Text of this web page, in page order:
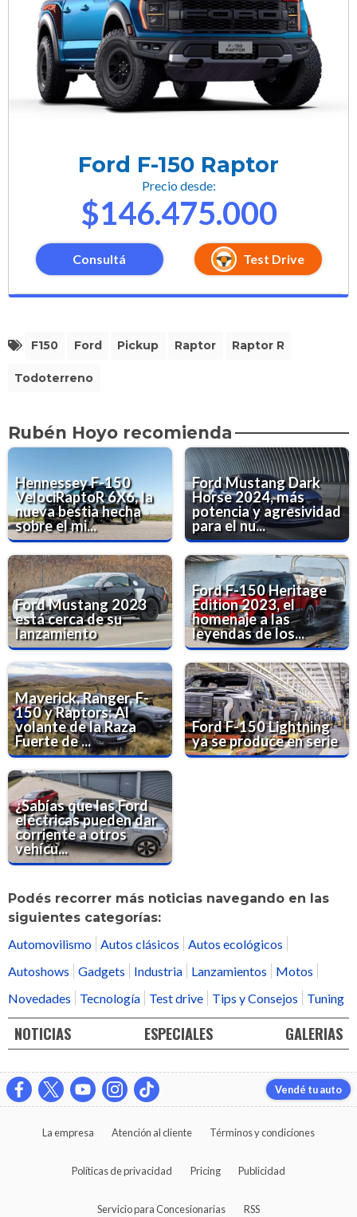
Ford F-150 Raptor
Precio desde:
$146.475.000
Consultá Test Drive
F150 Ford Pickup Raptor Raptor R
Todoterreno
Rubén Hoyo recomienda
Hennessey F-150
VelociRaptoR 6X6, la
nueva bestia hecha
sobre el mi...
Ford Mustang Dark
Horse 2024, más
potencia y agresividad
para el nu...
Ford Mustang 2023
está cerca de su
lanzamiento
Ford F-150 Heritage
Edition 2023, el
homenaje a las
leyendas de los...
Maverick, Ranger, F-
150 y Raptors: Al
volante de la Raza
Fuerte de ...
Ford F-150 Lightning
ya se produce en serie
¿Sabías que las Ford
eléctricas pueden dar
corriente a otros
vehícu...
Podés recorrer más noticias navegando en las
siguientes categorías:
Automovilismo
Autos clásicos
Autos ecológicos
Autoshows
Gadgets Industria Lanzamientos
Motos
Novedades
Tecnología Test drive Tips y Consejos Tuning
NOTICIAS ESPECIALES GALERIAS
Vendé tu auto
La empresa Atención al cliente Términos y condiciones
Políticas de privacidad Pricing Publicidad
Servicio para Concesionarias RSS